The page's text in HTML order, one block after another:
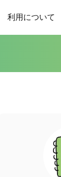
利用について